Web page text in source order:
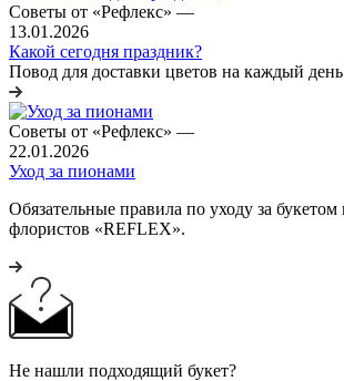
Советы от «Рефлекс» —
13.01.2026
Какой сегодня праздник?
Повод для доставки цветов на каждый
Советы от «Рефлекс» —
22.01.2026
Уход за пионами
Обязательные правила по уходу за
флористов «REFLEX».
Не нашли подходящий букет?